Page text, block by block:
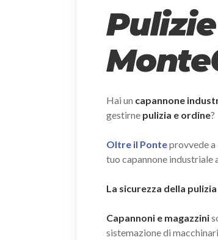
Hai un capannone
gestirne pulizia e ordine?
Oltre il Ponteprovvede
tuo capannone industriale
La sicurezza della
Capannoni e magazzini
sistemazione di